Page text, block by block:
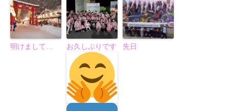
明けまして… お久しぶりです 先日